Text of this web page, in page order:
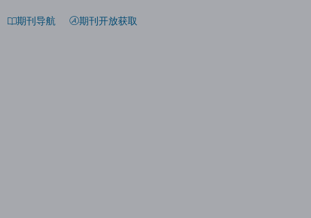
期刊导航 期刊开放获取